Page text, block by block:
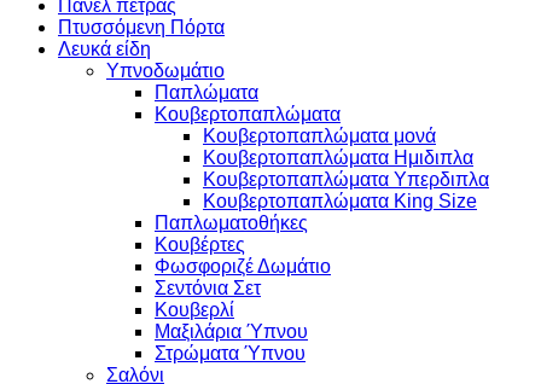
Πάνελ πέτρας
Πτυσσόμενη Πόρτα
Λευκά είδη
Υπνοδωμάτιο
Παπλώματα
Κουβερτοπαπλώματα
Κουβερτοπαπλώματα μονά
Κουβερτοπαπλώματα Ημιδιπλα
Κουβερτοπαπλώματα Υπερδιπλα
Κουβερτοπαπλώματα King Size
Παπλωματοθήκες
Κουβέρτες
Φωσφοριζέ Δωμάτιο
Σεντόνια Σετ
Κουβερλί
Μαξιλάρια Ύπνου
Στρώματα Ύπνου
Σαλόνι